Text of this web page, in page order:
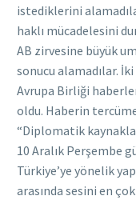
istediklerini
haklı mücadelesini
AB zirvesine büyük
sonucu alamadılar.
Avrupa Birliği
oldu. Haberin
“Diplomatik
10 Aralık Perşembe
Türkiye’ye yönelik
arasında sesini en